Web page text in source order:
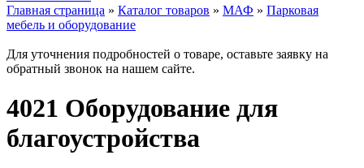
Главная страница » Каталог товаров » МАФ » Парковая
мебель и оборудование
Для уточнения подробностей о товаре, оставьте заявку на
обратный звонок на нашем сайте.
4021 Оборудование для
благоустройства